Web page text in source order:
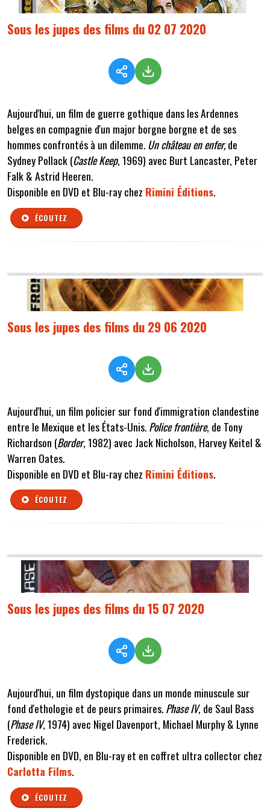
Sous les jupes des films du 02 07 2020
Aujourd'hui, un film de guerre gothique dans les Ardennes
belges en compagnie d'un major borgne borgne et de ses
hommes confrontés à un dilemme.Un château en enfer,de
Sydney Pollack (Castle Keep, 1969) avec Burt Lancaster, Peter
Falk & Astrid Heeren.
Disponible en DVD et Blu-ray chez Rimini Éditions.
ÉCOUTEZ
Sous les jupes des films du 29 06 2020
Aujourd'hui, un film policier sur fond d'immigration clandestine
entre le Mexique et les États-Unis.Police frontière, de Tony
Richardson (Border, 1982) avec Jack Nicholson, Harvey Keitel &
Warren Oates.
Disponible en DVD et Blu-ray chez Rimini Éditions.
ÉCOUTEZ
Sous les jupes des films du 15 07 2020
Aujourd'hui, un film dystopique dans un monde minuscule sur
fond d'ethologie et de peurs primaires.Phase IV, de Saul Bass
(Phase IV, 1974) avec Nigel Davenport, Michael Murphy & Lynne
Frederick.
Disponible en DVD, en Blu-ray et en coffret ultra collector chez
Carlotta Films.
ÉCOUTEZ